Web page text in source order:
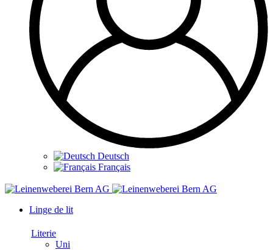
Deutsch
Français
Linge de lit
Literie
Uni